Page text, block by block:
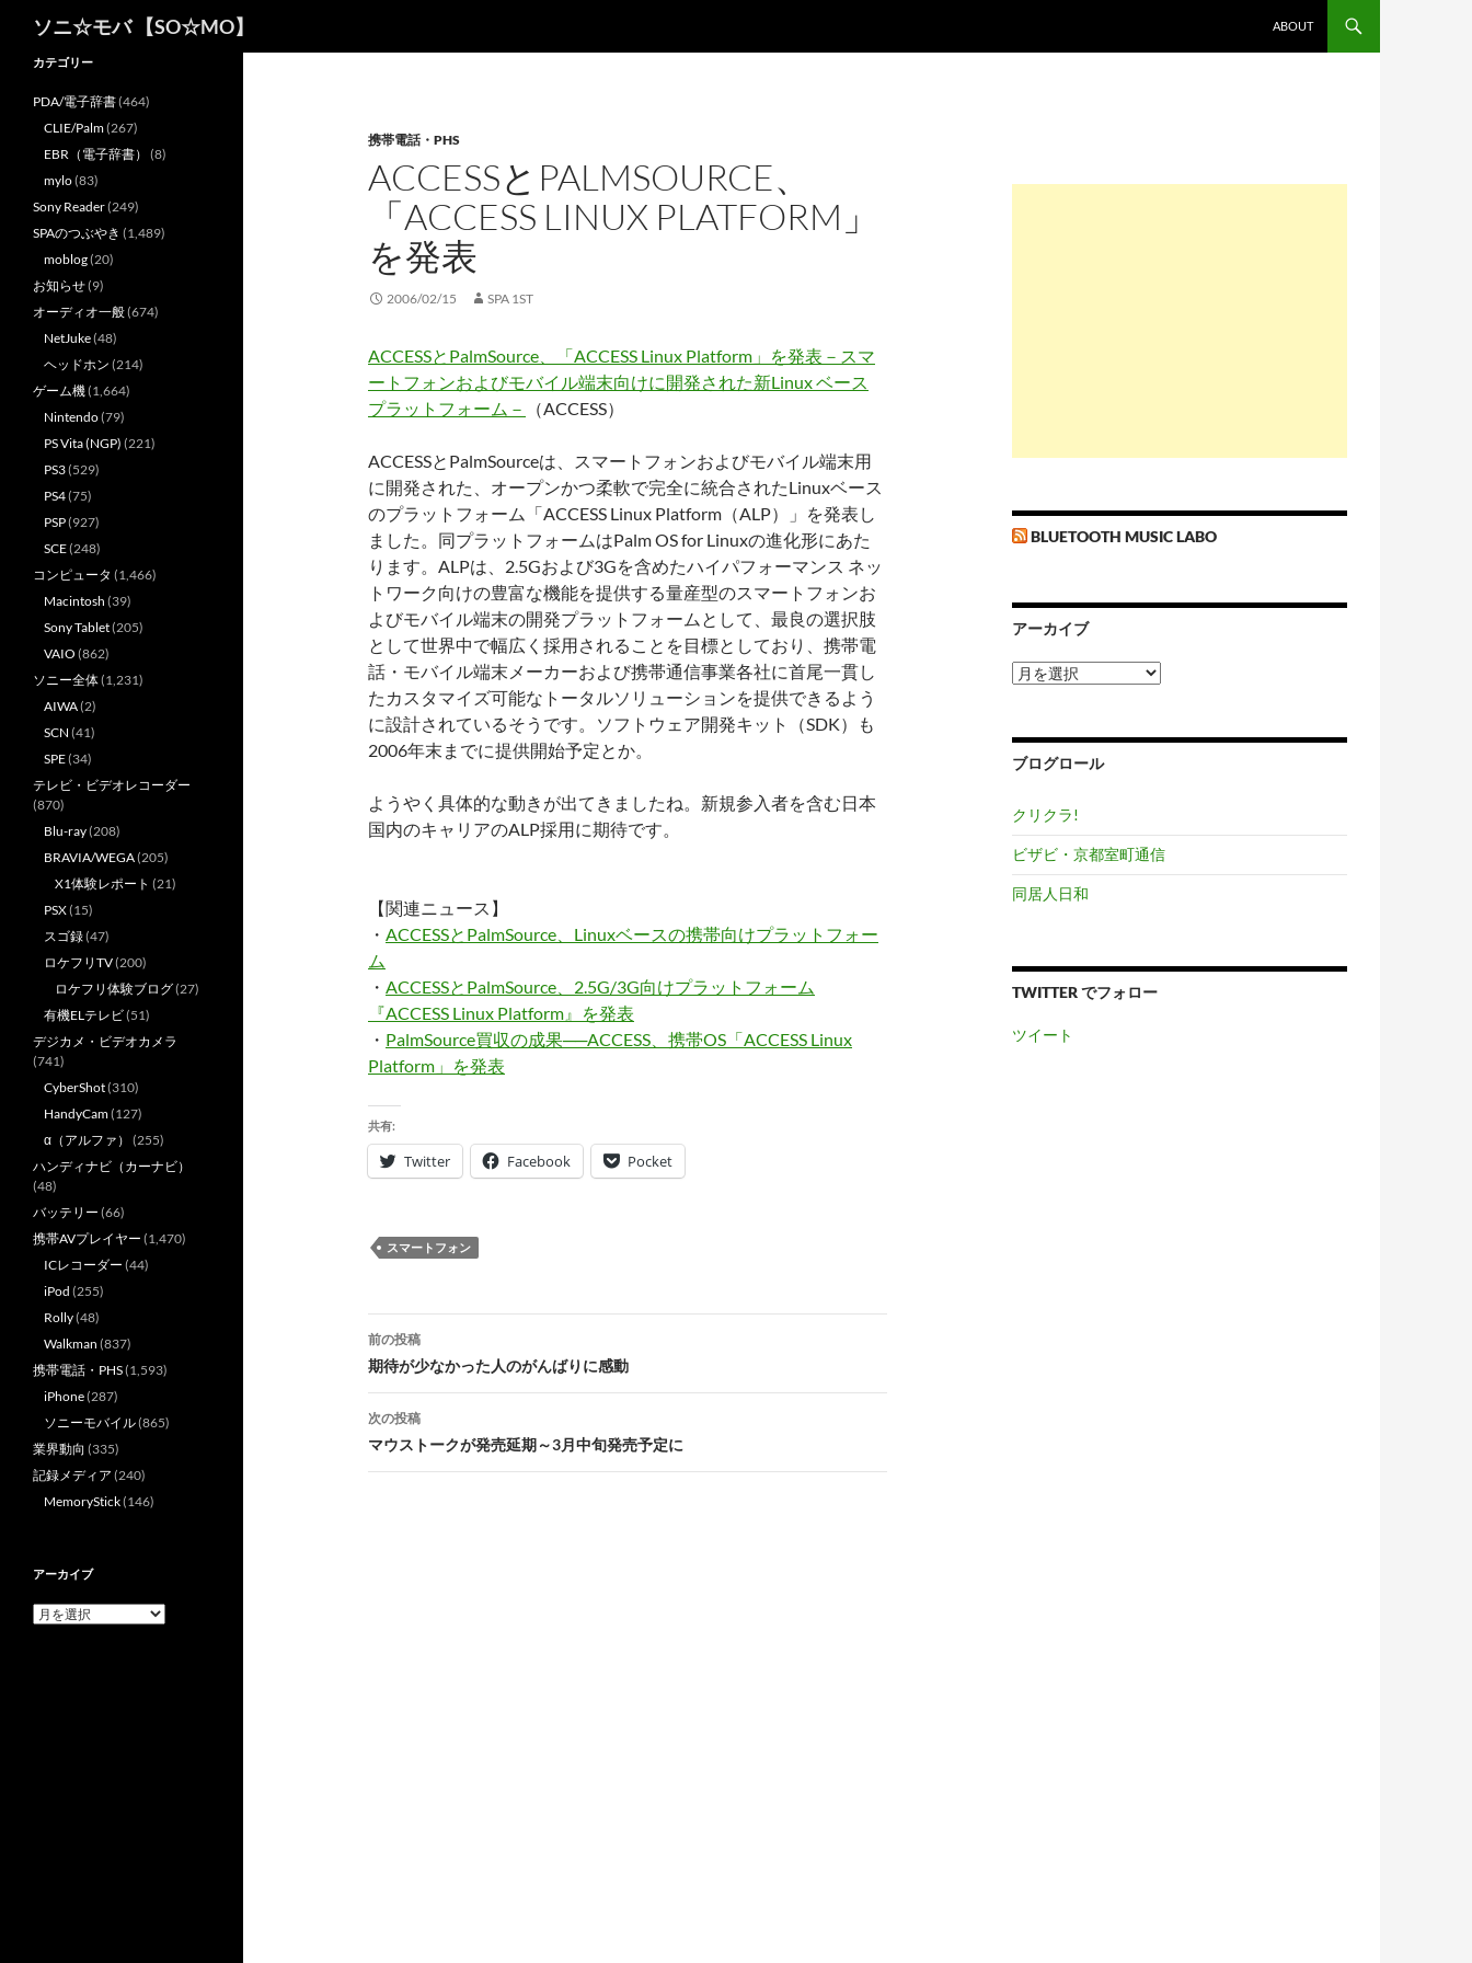
ソニ☆モバ 【SO☆MO】
ABOUT
携帯電話・PHS
ACCESSとPALMSOURCE、
「ACCESS LINUX PLATFORM」
を発表
2006/02/15 SPA 1ST
ACCESSとPalmSource、「ACCESS Linux Platform」を発表－スマ
ートフォンおよびモバイル端末向けに開発された新Linux ベース
プラットフォーム－
（ACCESS）
ACCESSとPalmSourceは、スマートフォンおよびモバイル端末用
に開発された、オープンかつ柔軟で完全に統合されたLinuxベース
のプラットフォーム「ACCESS Linux Platform（ALP）」を発表し
ました。同プラットフォームはPalm OS for Linuxの進化形にあた
ります。ALPは、2.5Gおよび3Gを含めたハイパフォーマンス ネッ
トワーク向けの豊富な機能を提供する量産型のスマートフォンお
よびモバイル端末の開発プラットフォームとして、最良の選択肢
として世界中で幅広く採用されることを目標としており、携帯電
話・モバイル端末メーカーおよび携帯通信事業各社に首尾一貫し
たカスタマイズ可能なトータルソリューションを提供できるよう
に設計されているそうです。ソフトウェア開発キット（SDK）も
2006年末までに提供開始予定とか。
ようやく具体的な動きが出てきましたね。新規参入者を含む日本
国内のキャリアのALP採用に期待です。
【関連ニュース】
・ ACCESSとPalmSource、Linuxベースの携帯向けプラットフォー
ム
・ ACCESSとPalmSource、2.5G/3G向けプラットフォーム
『ACCESS Linux Platform』を発表
・ PalmSource買収の成果──ACCESS、携帯OS「ACCESS Linux
Platform」を発表
共有:
Twitter Facebook Pocket
スマートフォン
投
稿
ナ
ビ
ゲ
前の投稿
期待が少なかった人のがんばりに感動
次の投稿
マウストークが発売延期～3月中旬発売予定に
BLUETOOTH MUSIC LABO
アーカイブ
ア
ー
ブ
ブログロール
クリクラ!
ビザビ・京都室町通信
同居人日和
TWITTER でフォロー
ツイート
カテゴリー
PDA/電子辞書(464)
CLIE/Palm(267)
EBR（電子辞書） (8)
mylo(83)
Sony Reader(249)
SPAのつぶやき (1,489)
moblog(20)
お知らせ(9)
オーディオ一般(674)
NetJuke(48)
ヘッドホン (214)
ゲーム機(1,664)
Nintendo(79)
PS Vita (NGP) (221)
PS3(529)
PS4(75)
PSP(927)
SCE(248)
コンピュータ (1,466)
Macintosh (39)
Sony Tablet(205)
VAIO (862)
ソニー全体(1,231)
AIWA(2)
SCN (41)
SPE(34)
テレビ・ビデオレコーダー
(870)
Blu-ray(208)
BRAVIA/WEGA(205)
X1体験レポート (21)
PSX(15)
スゴ録(47)
ロケフリTV(200)
ロケフリ体験ブログ(27)
有機ELテレビ(51)
デジカメ・ビデオカメラ
(741)
CyberShot(310)
HandyCam(127)
α（アルファ） (255)
ハンディナビ（カーナビ）
(48)
バッテリー (66)
携帯AVプレイヤー (1,470)
ICレコーダー (44)
iPod (255)
Rolly(48)
Walkman (837)
携帯電話・PHS(1,593)
iPhone(287)
ソニーモバイル(865)
業界動向 (335)
記録メディア (240)
MemoryStick(146)
アーカイブ
ア